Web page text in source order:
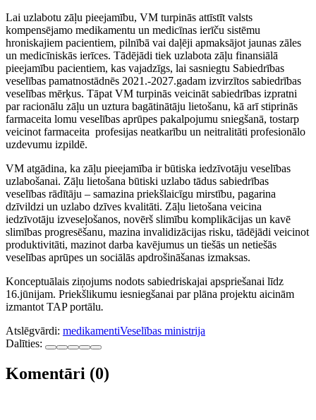
Lai uzlabotu zāļu pieejamību, VM turpinās attīstīt valsts
kompensējamo medikamentu un medicīnas ierīču sistēmu
hroniskajiem pacientiem, pilnībā vai daļēji apmaksājot jaunas zāles
un medicīniskās ierīces. Tādējādi tiek uzlabota zāļu finansiālā
pieejamību pacientiem, kas vajadzīgs, lai sasniegtu Sabiedrības
veselības pamatnostādnēs 2021.-2027.gadam izvirzītos sabiedrības
veselības mērķus. Tāpat VM turpinās veicināt sabiedrības izpratni
par racionālu zāļu un uztura bagātinātāju lietošanu, kā arī stiprinās
farmaceita lomu veselības aprūpes pakalpojumu sniegšanā, tostarp
veicinot farmaceita profesijas neatkarību un neitralitāti profesionālo
uzdevumu izpildē.
VM atgādina, ka zāļu pieejamība ir būtiska iedzīvotāju veselības
uzlabošanai. Zāļu lietošana būtiski uzlabo tādus sabiedrības
veselības rādītāju – samazina priekšlaicīgu mirstību, pagarina
dzīvildzi un uzlabo dzīves kvalitāti. Zāļu lietošana veicina
iedzīvotāju izveseļošanos, novērš slimību komplikācijas un kavē
slimības progresēšanu, mazina invalidizācijas risku, tādējādi veicinot
produktivitāti, mazinot darba kavējumus un tiešās un netiešās
veselības aprūpes un sociālās apdrošināšanas izmaksas.
Konceptuālais ziņojums nodots sabiedriskajai apspriešanai līdz
16.jūnijam. Priekšlikumu iesniegšanai par plāna projektu aicinām
izmantot TAP portālu.
Atslēgvārdi: medikamentiVeselības ministrija
Dalīties:
Komentāri (0)